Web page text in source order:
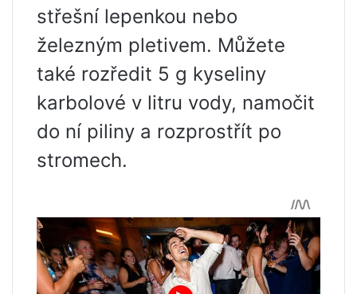
střešní lepenkou nebo
železným pletivem. Můžete
také rozředit 5 g kyseliny
karbolové v litru vody, namočit
do ní piliny a rozprostřít po
stromech.